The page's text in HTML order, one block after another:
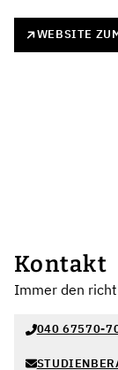
WEBSITE
Kontakt
Immer den
040 67570-